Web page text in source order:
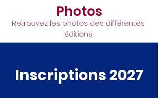
Photos
Retrouvez les photos des différentes
éditions
Inscriptions 2027